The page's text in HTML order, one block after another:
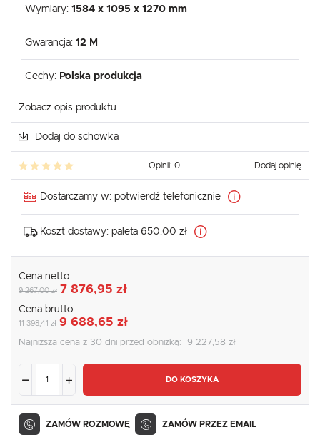
Wymiary: 1584 x 1095 x 1270 mm
Gwarancja: 12 M
Cechy: Polska produkcja
Zobacz opis produktu
Dodaj do schowka
Opinii: 0 Dodaj opinię
Dostarczamy w: potwierdź telefonicznie
Koszt dostawy: paleta 650.00 zł
Cena netto:
9 267,00 zł 7 876,95 zł
Cena brutto:
11 398,41 zł 9 688,65 zł
Najniższa cena z 30 dni przed obniżką: 9 227,58 zł
DO KOSZYKA
ZAMÓW ROZMOWĘ ZAMÓW PRZEZ EMAIL